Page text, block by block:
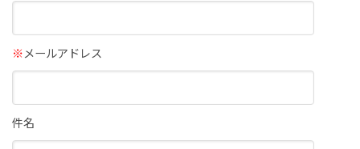
※メールアドレス
件名